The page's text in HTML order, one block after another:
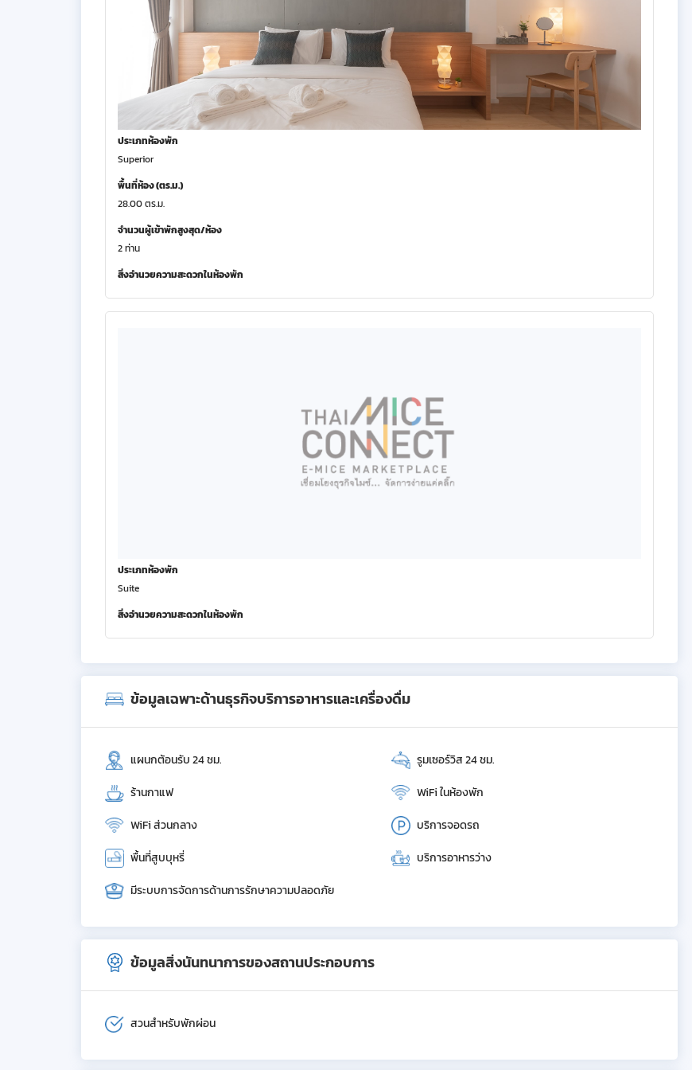
ประเภทห้องพัก
Superior
พื้นที่ห้อง (ตร.ม.)
28.00 ตร.ม.
จำนวนผู้เข้าพักสูงสุด/ห้อง
2 ท่าน
สิ่งอำนวยความสะดวกในห้องพัก
ประเภทห้องพัก
Suite
สิ่งอำนวยความสะดวกในห้องพัก
ข้อมูลเฉพาะด้านธุรกิจบริการอาหารและเครื่องดื่ม
แผนกต้อนรับ 24 ชม.
รูมเซอร์วิส 24 ชม.
ร้านกาแฟ
WiFi ในห้องพัก
WiFi ส่วนกลาง
บริการจอดรถ
พื้นที่สูบบุหรี่
บริการอาหารว่าง
มีระบบการจัดการด้านการรักษาความปลอดภัย
ข้อมูลสิ่งนันทนาการของสถานประกอบการ
สวนสำหรับพักผ่อน